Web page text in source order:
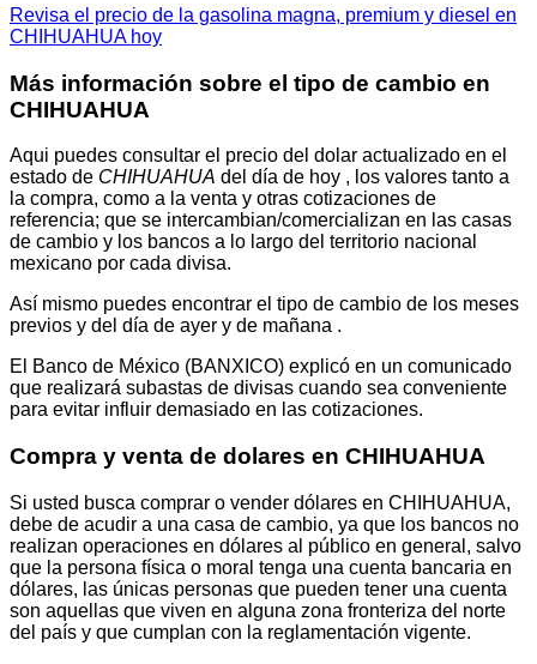
Revisa el precio de la gasolina magna, premium y diesel en
CHIHUAHUA hoy
Más información sobre el tipo de cambio en
CHIHUAHUA
Aqui puedes consultar el precio del dolar actualizado en el
estado de CHIHUAHUA del día de hoy , los valores tanto a
la compra, como a la venta y otras cotizaciones de
referencia; que se intercambian/comercializan en las casas
de cambio y los bancos a lo largo del territorio nacional
mexicano por cada divisa.
Así mismo puedes encontrar el tipo de cambio de los meses
previos y del día de ayer y de mañana .
El Banco de México (BANXICO) explicó en un comunicado
que realizará subastas de divisas cuando sea conveniente
para evitar influir demasiado en las cotizaciones.
Compra y venta de dolares en CHIHUAHUA
Si usted busca comprar o vender dólares en CHIHUAHUA,
debe de acudir a una casa de cambio, ya que los bancos no
realizan operaciones en dólares al público en general, salvo
que la persona física o moral tenga una cuenta bancaria en
dólares, las únicas personas que pueden tener una cuenta
son aquellas que viven en alguna zona fronteriza del norte
del país y que cumplan con la reglamentación vigente.